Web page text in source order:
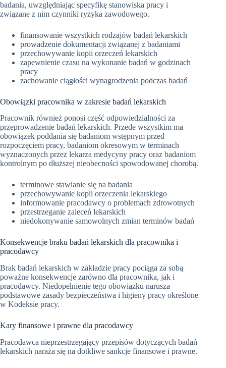
badania, uwzględniając specyfikę stanowiska pracy i
związane z nim czynniki ryzyka zawodowego.
finansowanie wszystkich rodzajów badań lekarskich
prowadzenie dokumentacji związanej z badaniami
przechowywanie kopii orzeczeń lekarskich
zapewnienie czasu na wykonanie badań w godzinach
pracy
zachowanie ciągłości wynagrodzenia podczas badań
Obowiązki pracownika w zakresie badań lekarskich
Pracownik również ponosi część odpowiedzialności za
przeprowadzenie badań lekarskich. Przede wszystkim ma
obowiązek poddania się badaniom wstępnym przed
rozpoczęciem pracy, badaniom okresowym w terminach
wyznaczonych przez lekarza medycyny pracy oraz badaniom
kontrolnym po dłuższej nieobecności spowodowanej chorobą.
terminowe stawianie się na badania
przechowywanie kopii orzeczenia lekarskiego
informowanie pracodawcy o problemach zdrowotnych
przestrzeganie zaleceń lekarskich
niedokonywanie samowolnych zmian terminów badań
Konsekwencje braku badań lekarskich dla pracownika i
pracodawcy
Brak badań lekarskich w zakładzie pracy pociąga za sobą
poważne konsekwencje zarówno dla pracownika, jak i
pracodawcy. Niedopełnienie tego obowiązku narusza
podstawowe zasady bezpieczeństwa i higieny pracy określone
w Kodeksie pracy.
Kary finansowe i prawne dla pracodawcy
Pracodawca nieprzestrzegający przepisów dotyczących badań
lekarskich naraża się na dotkliwe sankcje finansowe i prawne.